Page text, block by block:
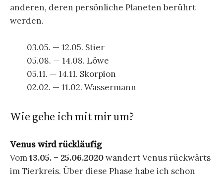
anderen, deren persönliche Planeten berührt
werden.
03.05. — 12.05. Stier
05.08. — 14.08. Löwe
05.11. — 14.11. Skorpion
02.02. — 11.02. Wassermann
Wie gehe ich mit mir um?
Venus wird rückläufig
Vom13.05. – 25.06.2020wandert Venus rückwärts
im Tierkreis. Über diese Phase habe ich schon